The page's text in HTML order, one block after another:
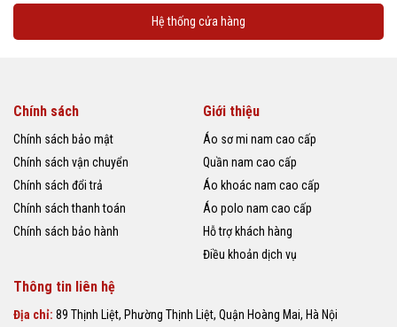
Hệ thống cửa hàng
Chính sách
Chính sách bảo mật
Chính sách vận chuyển
Chính sách đổi trả
Chính sách thanh toán
Chính sách bảo hành
Giới thiệu
Áo sơ mi nam cao cấp
Quần nam cao cấp
Áo khoác nam cao cấp
Áo polo nam cao cấp
Hỗ trợ khách hàng
Điều khoản dịch vụ
Thông tin liên hệ
Địa chỉ: 89 Thịnh Liệt, Phường Thịnh Liệt, Quận Hoàng Mai, Hà Nội